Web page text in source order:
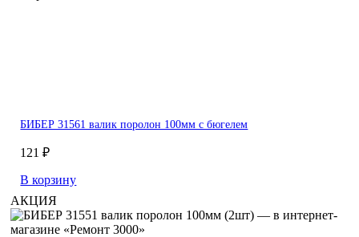
БИБЕР 31561 валик поролон 100мм с бюгелем
121 ₽
В корзину
АКЦИЯ